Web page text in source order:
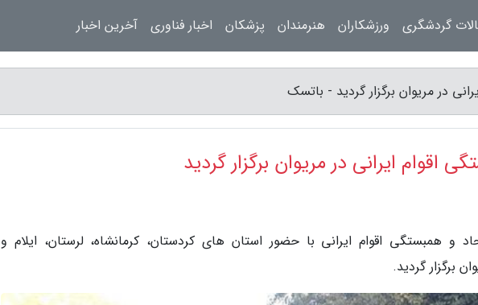
در مریوان برگزار گردید - باتسک
اقوام ایرانی در مریوان برگزار گردید
و همبستگی اقوام ایرانی با حضور استان های کردستان، کرمانشاه، لرستان، ایلام و
برگزار گردید.
گردشگری ورزشکاران هنرمندان پزشکان اخبار فناوری آخرین اخبار